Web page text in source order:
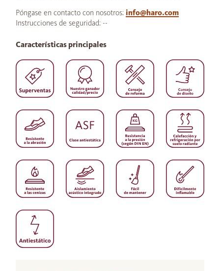
Póngase en contacto con nosotros: info@haro.com
Instrucciones de seguridad: --
Características principales